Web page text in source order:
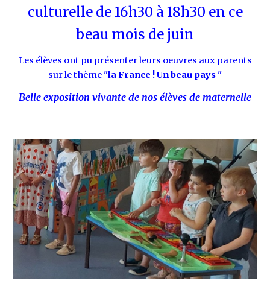
culturelle de 16h30 à 18h30 en ce
beau mois de juin
Les élèves ont pu présenter leurs oeuvres aux parents
sur le thème "la France ! Un beau pays "
Belle exposition vivante de nos élèves de maternelle